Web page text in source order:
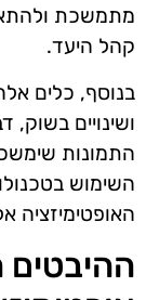
מתמשכת
קהל היעד.
בנוסף, כלים
ושינויים
התמונות
השימוש
האופטימיזציה
ההיבטים